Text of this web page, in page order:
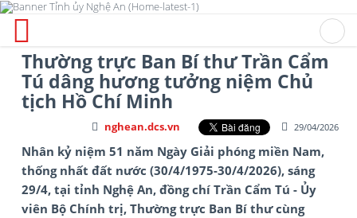
Thường trực Ban Bí thư Trần Cẩm
Tú dâng hương tưởng niệm Chủ
tịch Hồ Chí Minh
29/04/2026
nghean.dcs.vn
Nhân kỷ niệm 51 năm Ngày Giải phóng miền Nam,
thống nhất đất nước (30/4/1975-30/4/2026), sáng
29/4, tại tỉnh Nghệ An, đồng chí Trần Cẩm Tú - Ủy
viên Bộ Chính trị, Thường trực Ban Bí thư cùng